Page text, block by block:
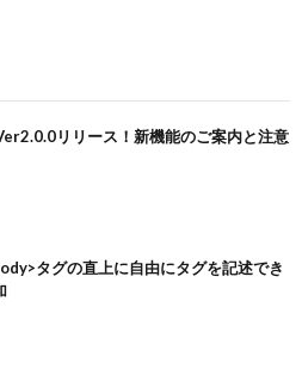
リリース！新機能のご案内と注意
タグの直上に自由にタグを記述でき